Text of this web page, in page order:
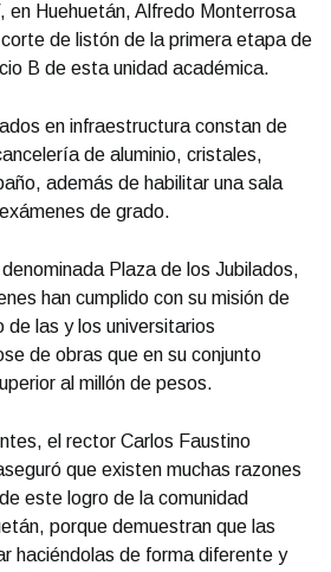
en Huehuetán, Alfredo Monterrosa
de listón de la primera etapa de
B de esta unidad académica.
en infraestructura constan de
de aluminio, cristales,
además de habilitar una sala
de grado.
Plaza de los Jubilados,
han cumplido con su misión de
de las y los universitarios
de obras que en su conjunto
al millón de pesos.
el rector Carlos Faustino
que existen muchas razones
este logro de la comunidad
porque demuestran que las
haciéndolas de forma diferente y